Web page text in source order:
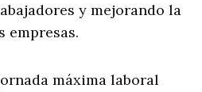
y mejorando la
empresas.
máxima laboral